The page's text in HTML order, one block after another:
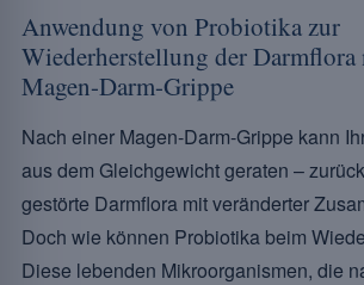
Anwendung von Probiotika zur
Wiederherstellung der Darmflora
Magen-Darm-Grippe
Nach einer Magen-Darm-Grippe kann
aus dem Gleichgewicht geraten –
gestörte Darmflora mit veränderter
Doch wie können Probiotika beim
Diese lebenden Mikroorganismen, die